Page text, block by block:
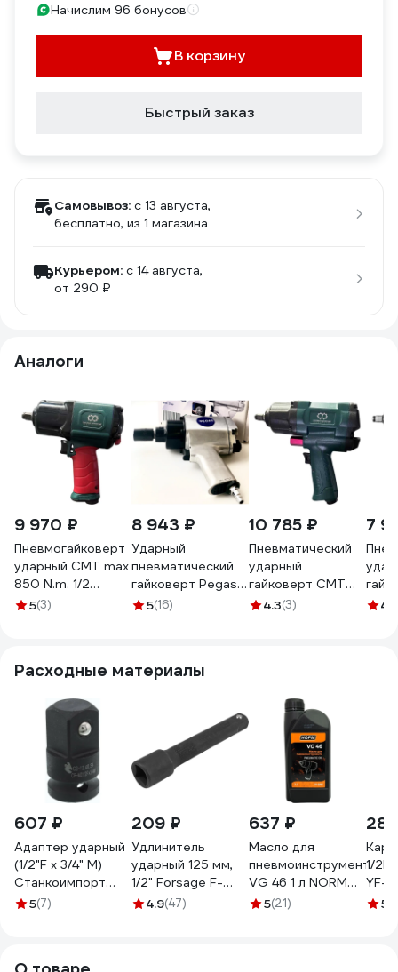
Начислим 96 бонусов
В корзину
Быстрый заказ
Самовывоз: c 13 августа,
бесплатно, из 1 магазина
Курьером: c 14 августа,
от 290 ₽
Аналоги
9 970 ₽
Пневмогайковерт
ударный СМТ max
850 N.m. 1/2
CMT318IW
5(3)
8 943 ₽
Ударный
пневматический
гайковерт Pegas
pneumatic 1/2 PG-
5(16)
10 785 ₽
Пневматический
ударный
гайковерт СМТ
ZD330 Кв:
4.3(3)
7
4.3
Расходные материалы
607 ₽
Адаптер ударный
(1/2"F х 3/4" M)
Станкоимпорт
CS-12.40.34
5(7)
209 ₽
Удлинитель
ударный 125 мм,
1/2" Forsage F-
8044125K(59072)
4.9(47)
637 ₽
Масло для
пневмоинструмента
VG 46 1 л NORM
14-646
5(21)
1/
YF-
5